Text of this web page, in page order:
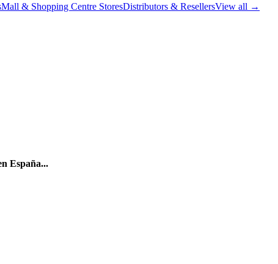
Mall & Shopping Centre StoresDistributors & ResellersView all →
España...